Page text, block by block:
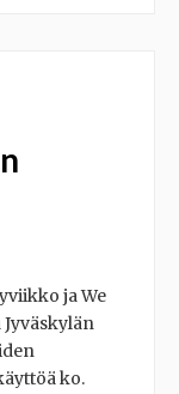
ja We
Jyväskylän
ko.